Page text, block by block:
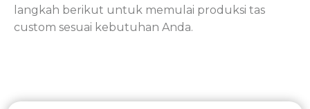
langkah berikut untuk memulai produksi tas
custom sesuai kebutuhan Anda.